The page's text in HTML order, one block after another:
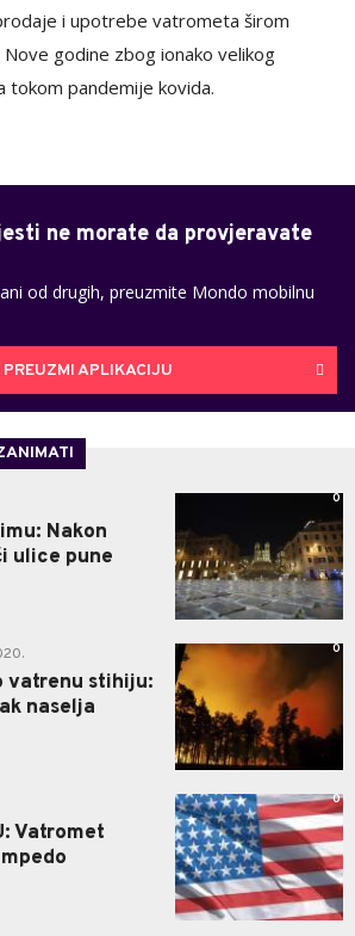
i upotrebe vatrometa širom
godine zbog ionako velikog
tokom pandemije kovida.
ne morate da provjeravate
od drugih, preuzmite Mondo mobilnu
PREUZMI APLIKACIJU
Nakon
ulice pune
0
vatrenu stihiju:
naselja
0
Vatromet
0